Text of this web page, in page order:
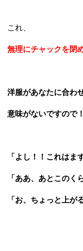
これ、
無理にチャックを閉
洋服があなたに合わ
意味がないですので
「よし！！これはま
「ああ、あとこのく
「お、ちょっと上が